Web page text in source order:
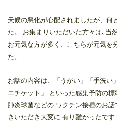
天候の悪化が心配されましたが、何
た。 お集まりいただいた方々は､当
お元気な方が多く、こちらが元気を
た。
お話の内容は、「うがい」「手洗い
エチケット」 といった感染予防の
肺炎球菌などの ワクチン接種のお
きいただき大変に 有り難かったです